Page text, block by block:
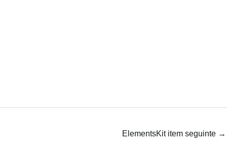
ElementsKit item seguinte →